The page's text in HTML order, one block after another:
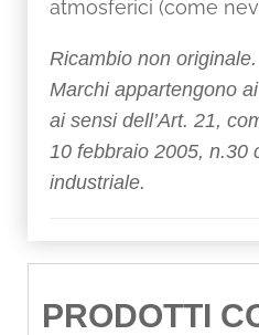
atmosferici (come
Ricambio non
Marchi appartengono
ai sensi dell’Art. 21,
10 febbraio 2005, n.30
industriale.
PRODOTTI